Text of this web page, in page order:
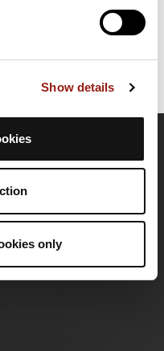
Show details
only
30 avril 2026 à 14:14:07.